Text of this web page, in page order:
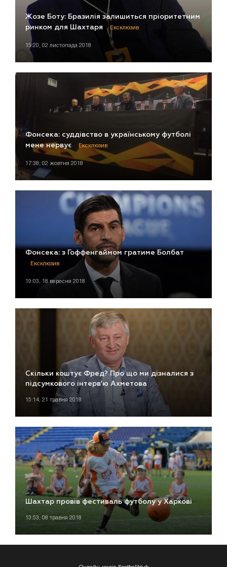
Жозе Боту: Бразилія залишиться пріоритетним
ринком для Шахтаря
Ексклюзив
15:20, 02 листопада 2018
Фонсека: суддівство в українському футболі
мене нервує
Ексклюзив
17:38, 02 жовтня 2018
Фонсека: з Гоффенгаймом гратиме Болбат
Ексклюзив
19:03, 18 вересня 2018
Скільки коштує Фред? Про що ми дізналися з
підсумкового інтерв’ю Ахметова
15:14, 21 травня 2018
Шахтар провів фестиваль футболу у Харкові
13:53, 08 травня 2018